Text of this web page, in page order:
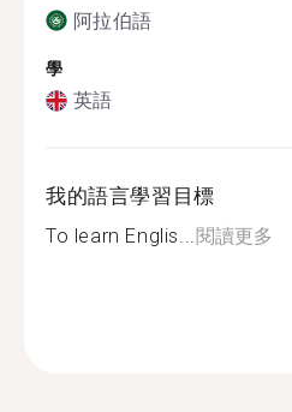
阿拉伯語
學
英語
我的語言學習目標
To learn Englis...閱讀更多